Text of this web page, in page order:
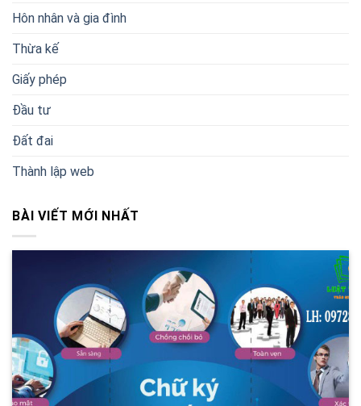
Hôn nhân và gia đình
Thừa kế
Giấy phép
Đầu tư
Đất đai
Thành lập web
BÀI VIẾT MỚI NHẤT